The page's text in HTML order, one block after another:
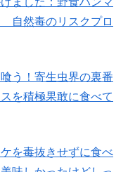
自然毒のリスクプロ
う！寄生虫界の裏番
を積極果敢に食べて
を毒抜きせずに食べ